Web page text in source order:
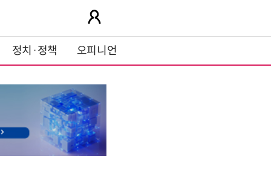
정치·정책 오피니언